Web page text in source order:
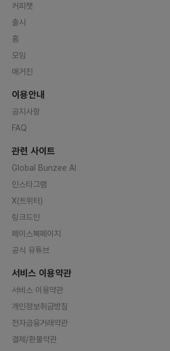
커피챗
출시
홈
모임
매거진
이용안내
공지사항
FAQ
관련 사이트
Global Bunzee AI
인스타그램
X(트위터)
링크드인
페이스북페이지
공식 유튜브
서비스 이용약관
서비스 이용약관
개인정보취급방침
전자금융거래약관
결제/환불약관